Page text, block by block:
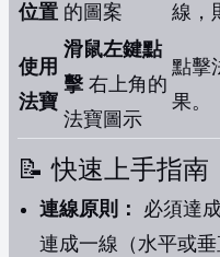
位置 的圖案
線，
使用
法寶
滑鼠左鍵點
擊 右上角的
法寶圖示
點擊
果。
📝 快速上手指南
連線原則：
必須達
連成一線（水平或垂